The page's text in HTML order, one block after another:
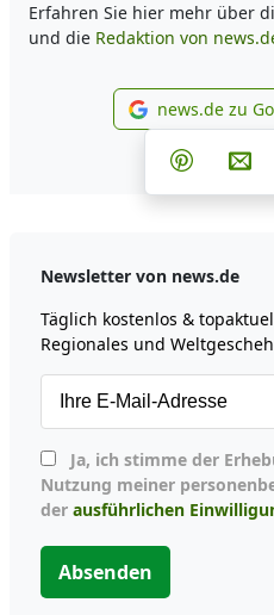
Erfahren Sie hier mehr über
und die Redaktion von
news.de zu
Teilen
Teilen
Newsletter von news.de
Täglich kostenlos &
Regionales und
Nutzung meiner
der ausführlichen
Absenden